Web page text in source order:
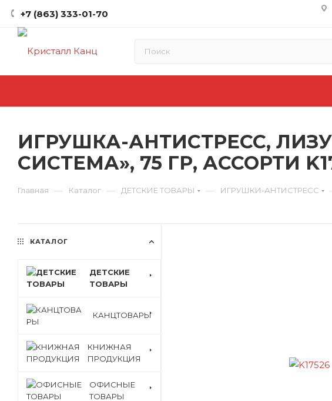
+7 (863) 333-01-70
ИГРУШКА-АНТИСТРЕСС,
СИСТЕМА», 75 ГР, АССОРТИ
Главная — Каталог — ДЕТСКИЕ ТОВАРЫ — ИГРУШКИ-АНТИСТРЕСС
КАТАЛОГ
ДЕТСКИЕ
ТОВАРЫ
КАНЦТОВАРЫ
КНИЖНАЯ
ПРОДУКЦИЯ
ОФИСНЫЕ
ТОВАРЫ